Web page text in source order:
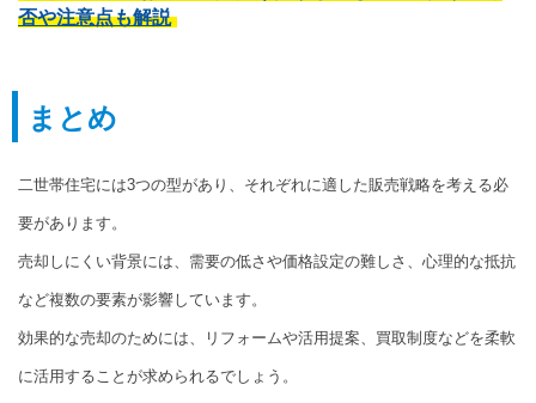
否や注意点も解説
まとめ
二世帯住宅には3つの型があり、それぞれに適した販売戦略を考える必
要があります。
売却しにくい背景には、需要の低さや価格設定の難しさ、心理的な抵抗
など複数の要素が影響しています。
効果的な売却のためには、リフォームや活用提案、買取制度などを柔軟
に活用することが求められるでしょう。